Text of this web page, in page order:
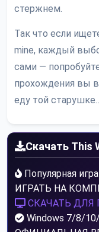
стержнем.
Так что если
mine, каждый
сами —
прохождения вы
еду той
Скачать This
Популярная игра
ИГРАТЬ НА
СКАЧАТЬ ДЛЯ
Windows 7/8/